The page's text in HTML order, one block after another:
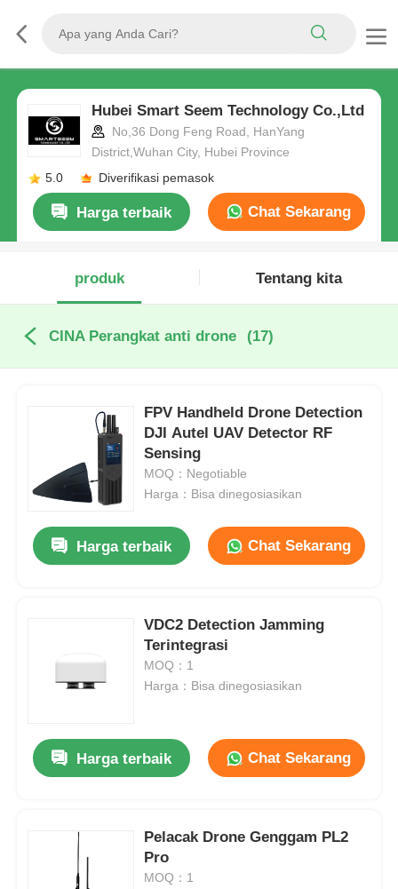
Hubei Smart Seem Technology Co.,Ltd
No,36 Dong Feng Road, HanYang
District,Wuhan City, Hubei Province
5.0
Diverifikasi pemasok
Harga terbaik Chat Sekarang
produk Tentang kita
CINA Perangkat anti drone (17)
FPV Handheld Drone Detection
DJI Autel UAV Detector RF
Sensing
MOQ：Negotiable
Harga：Bisa dinegosiasikan
Harga terbaik Chat Sekarang
VDC2 Detection Jamming
Terintegrasi
MOQ：1
Harga：Bisa dinegosiasikan
Harga terbaik Chat Sekarang
Pelacak Drone Genggam PL2
Pro
MOQ：1